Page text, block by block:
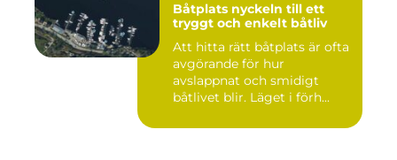
Båtplats nyckeln till ett
tryggt och enkelt båtliv
Att hitta rätt båtplats är ofta
avgörande för hur
avslappnat och smidigt
båtlivet blir. Läget i förh...